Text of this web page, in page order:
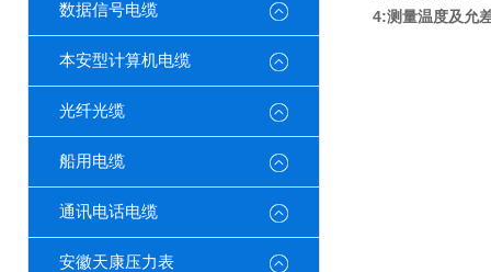
数据信号电缆
本安型计算机电缆
光纤光缆
船用电缆
通讯电话电缆
安徽天康压力表
4:测量温度及允